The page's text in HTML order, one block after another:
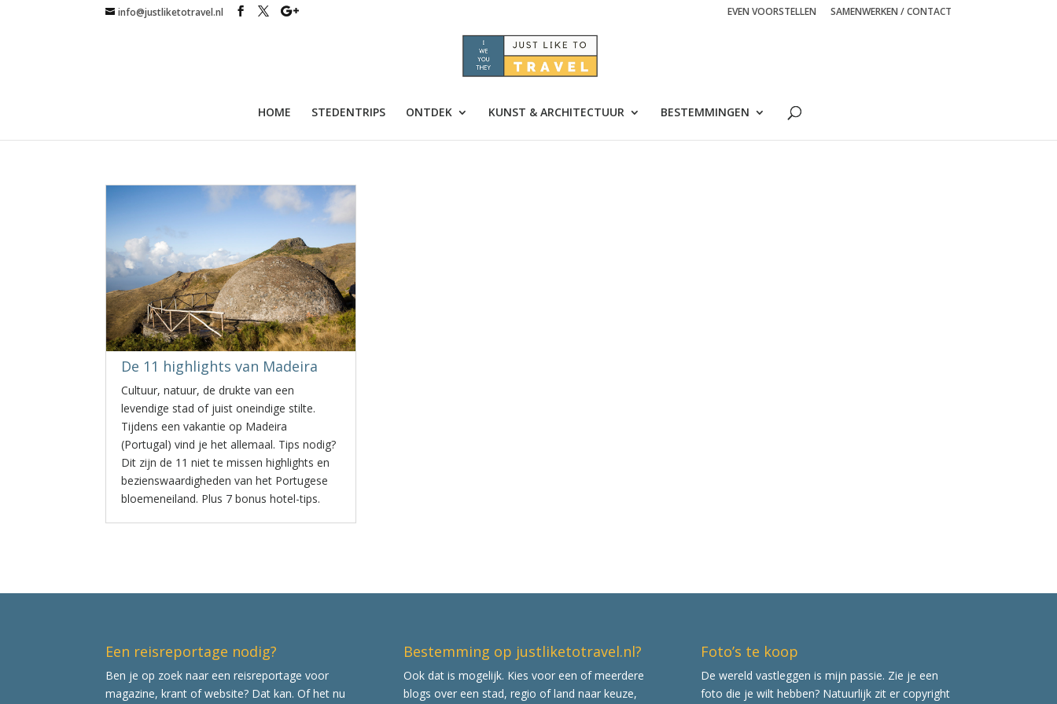
info@justliketotravel.nl EVEN VOORSTELLEN SAMENWERKEN / CONTACT
HOME STEDENTRIPS ONTDEK KUNST & ARCHITECTUUR BESTEMMINGEN
De 11 highlights van Madeira
Cultuur, natuur, de drukte van een
levendige stad of juist oneindige stilte.
Tijdens een vakantie op Madeira
(Portugal) vind je het allemaal. Tips nodig?
Dit zijn de 11 niet te missen highlights en
bezienswaardigheden van het Portugese
bloemeneiland. Plus 7 bonus hotel-tips.
Een reisreportage nodig?
Ben je op zoek naar een reisreportage voor
magazine, krant of website? Dat kan. Of het nu
Bestemming op justliketotravel.nl?
Ook dat is mogelijk. Kies voor een of meerdere
blogs over een stad, regio of land naar keuze,
Foto’s te koop
De wereld vastleggen is mijn passie. Zie je een
foto die je wilt hebben? Natuurlijk zit er copyright